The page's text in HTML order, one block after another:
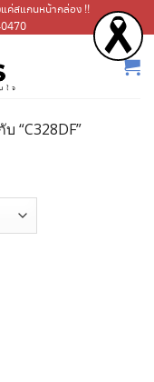
ค่สแกนหน้ากล่อง !!
“C328DF”